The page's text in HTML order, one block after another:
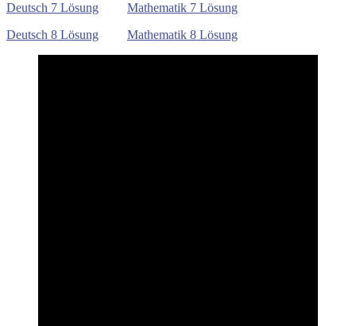
Deutsch 7 Lösung
Mathematik 7 Lösung
Deutsch 8 Lösung
Mathematik 8 Lösung